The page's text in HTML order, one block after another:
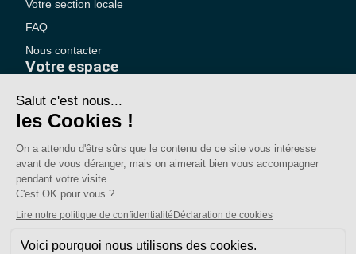
Votre section locale
FAQ
Nous contacter
Votre espace
Adhérer au SE-UNSA
SE-Unsa est un syndicat de l’UNSA